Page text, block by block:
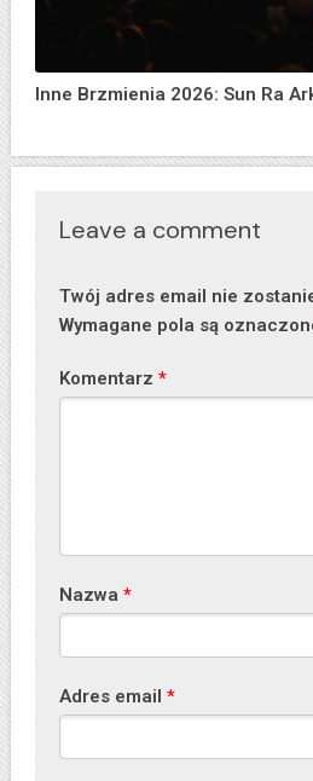
Inne Brzmienia 2026: Sun Ra
Leave a comment
Twój adres email nie
Wymagane pola są
Komentarz *
Nazwa *
Adres email *